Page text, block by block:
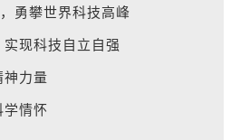
勇攀世界科技高峰
现科技自立自强
神力量
学情怀